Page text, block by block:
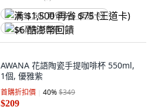
满 $1,500 再省 $75 (王道卡)
$6 酷澎幣回饋
AWANA 花語陶瓷手提咖啡杯 550ml,
1個, 優雅紫
首購折扣價 40%$349
$209